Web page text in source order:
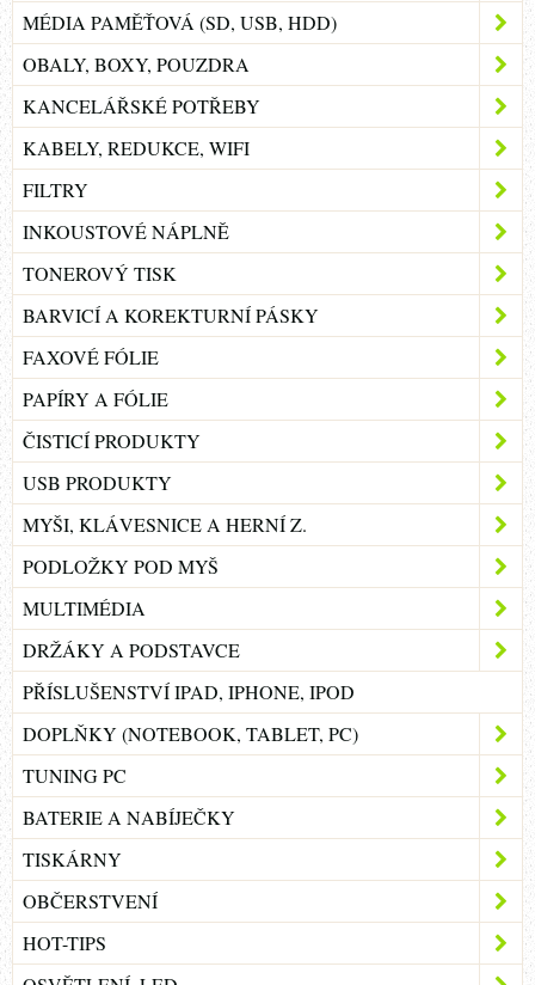
MÉDIA PAMĚŤOVÁ (SD, USB, HDD)
OBALY, BOXY, POUZDRA
KANCELÁŘSKÉ POTŘEBY
KABELY, REDUKCE, WIFI
FILTRY
INKOUSTOVÉ NÁPLNĚ
TONEROVÝ TISK
BARVICÍ A KOREKTURNÍ PÁSKY
FAXOVÉ FÓLIE
PAPÍRY A FÓLIE
ČISTICÍ PRODUKTY
USB PRODUKTY
MYŠI, KLÁVESNICE A HERNÍ Z.
PODLOŽKY POD MYŠ
MULTIMÉDIA
DRŽÁKY A PODSTAVCE
PŘÍSLUŠENSTVÍ IPAD, IPHONE, IPOD
DOPLŇKY (NOTEBOOK, TABLET, PC)
TUNING PC
BATERIE A NABÍJEČKY
TISKÁRNY
OBČERSTVENÍ
HOT-TIPS